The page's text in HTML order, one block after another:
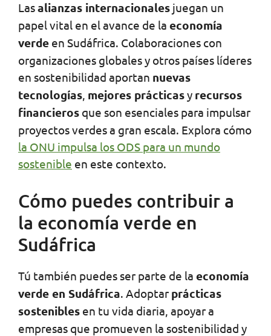
Lasalianzas internacionales juegan un
papel vital en el avance de la economía
verde en Sudáfrica. Colaboraciones con
organizaciones globales y otros países líderes
en sostenibilidad aportan nuevas
tecnologías, mejores prácticasy recursos
financieros que son esenciales para impulsar
proyectos verdes a gran escala. Explora cómo
la ONU impulsa los ODS para un mundo
sostenible en este contexto.
Cómo puedes contribuir a
la economía verde en
Sudáfrica
Tú también puedes ser parte de la economía
verde en Sudáfrica. Adoptar prácticas
sostenibles en tu vida diaria, apoyar a
empresas que promueven la sostenibilidad y